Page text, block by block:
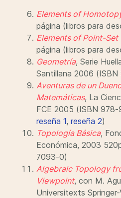
Elements of
página (libros para
Elements of Point-
página (libros para
Geometría, Serie
Santillana 2006
Aventuras de un
Matemáticas, La
FCE 2005 (ISBN
reseña 1, reseña 2)
Topología Básica,
Económica, 2003
7093-0)
Algebraic Topology
Viewpoint, con M.
Universitexts